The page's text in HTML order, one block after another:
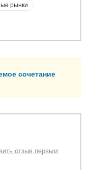
рынки
сочетание
отзыв первым